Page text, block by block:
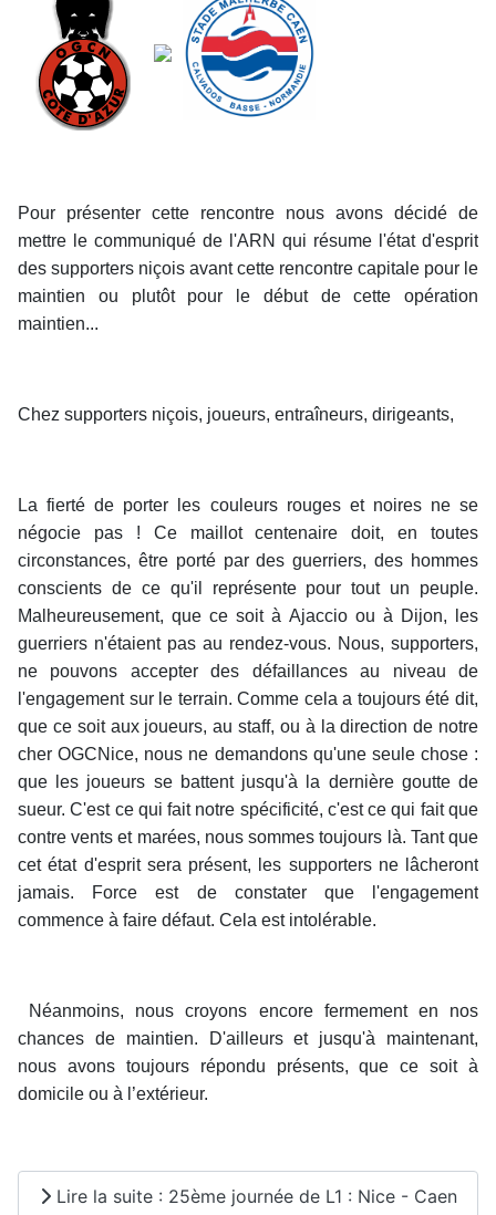
Pour présenter cette rencontre nous avons décidé de
mettre le communiqué de l'ARN qui résume l'état d'esprit
des supporters niçois avant cette rencontre capitale pour le
maintien ou plutôt pour le début de cette opération
maintien...
Chez supporters niçois, joueurs, entraîneurs, dirigeants,
La fierté de porter les couleurs rouges et noires ne se
négocie pas ! Ce maillot centenaire doit, en toutes
circonstances, être porté par des guerriers, des hommes
conscients de ce qu'il représente pour tout un peuple.
Malheureusement, que ce soit à Ajaccio ou à Dijon, les
guerriers n'étaient pas au rendez-vous. Nous, supporters,
ne pouvons accepter des défaillances au niveau de
l'engagement sur le terrain. Comme cela a toujours été dit,
que ce soit aux joueurs, au staff, ou à la direction de notre
cher OGCNice, nous ne demandons qu'une seule chose :
que les joueurs se battent jusqu'à la dernière goutte de
sueur. C'est ce qui fait notre spécificité, c'est ce qui fait que
contre vents et marées, nous sommes toujours là. Tant que
cet état d'esprit sera présent, les supporters ne lâcheront
jamais. Force est de constater que l'engagement
commence à faire défaut. Cela est intolérable.
Néanmoins, nous croyons encore fermement en nos
chances de maintien. D'ailleurs et jusqu'à maintenant,
nous avons toujours répondu présents, que ce soit à
domicile ou à l’extérieur.
Lire la suite : 25ème journée de L1 : Nice - Caen